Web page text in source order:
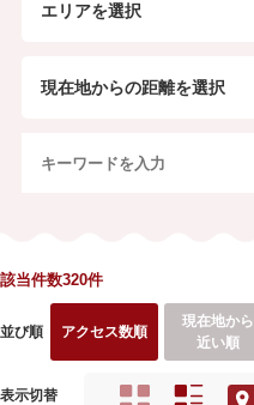
エリアを選択
現在地からの距離を選択
該当件数320件
並び順 アクセス数順
現在地から
近い順
表示切替